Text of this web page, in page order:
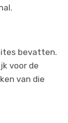
bevatten.
voor de
van die